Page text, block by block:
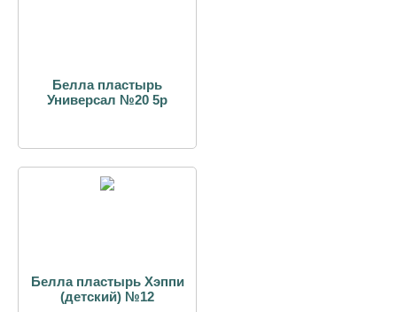
Белла пластырь
Универсал №20 5р
Белла пластырь Хэппи
(детский) №12